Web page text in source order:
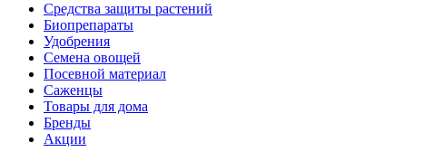
Средства защиты растений
Биопрепараты
Удобрения
Семена овощей
Посевной материал
Саженцы
Товары для дома
Бренды
Акции